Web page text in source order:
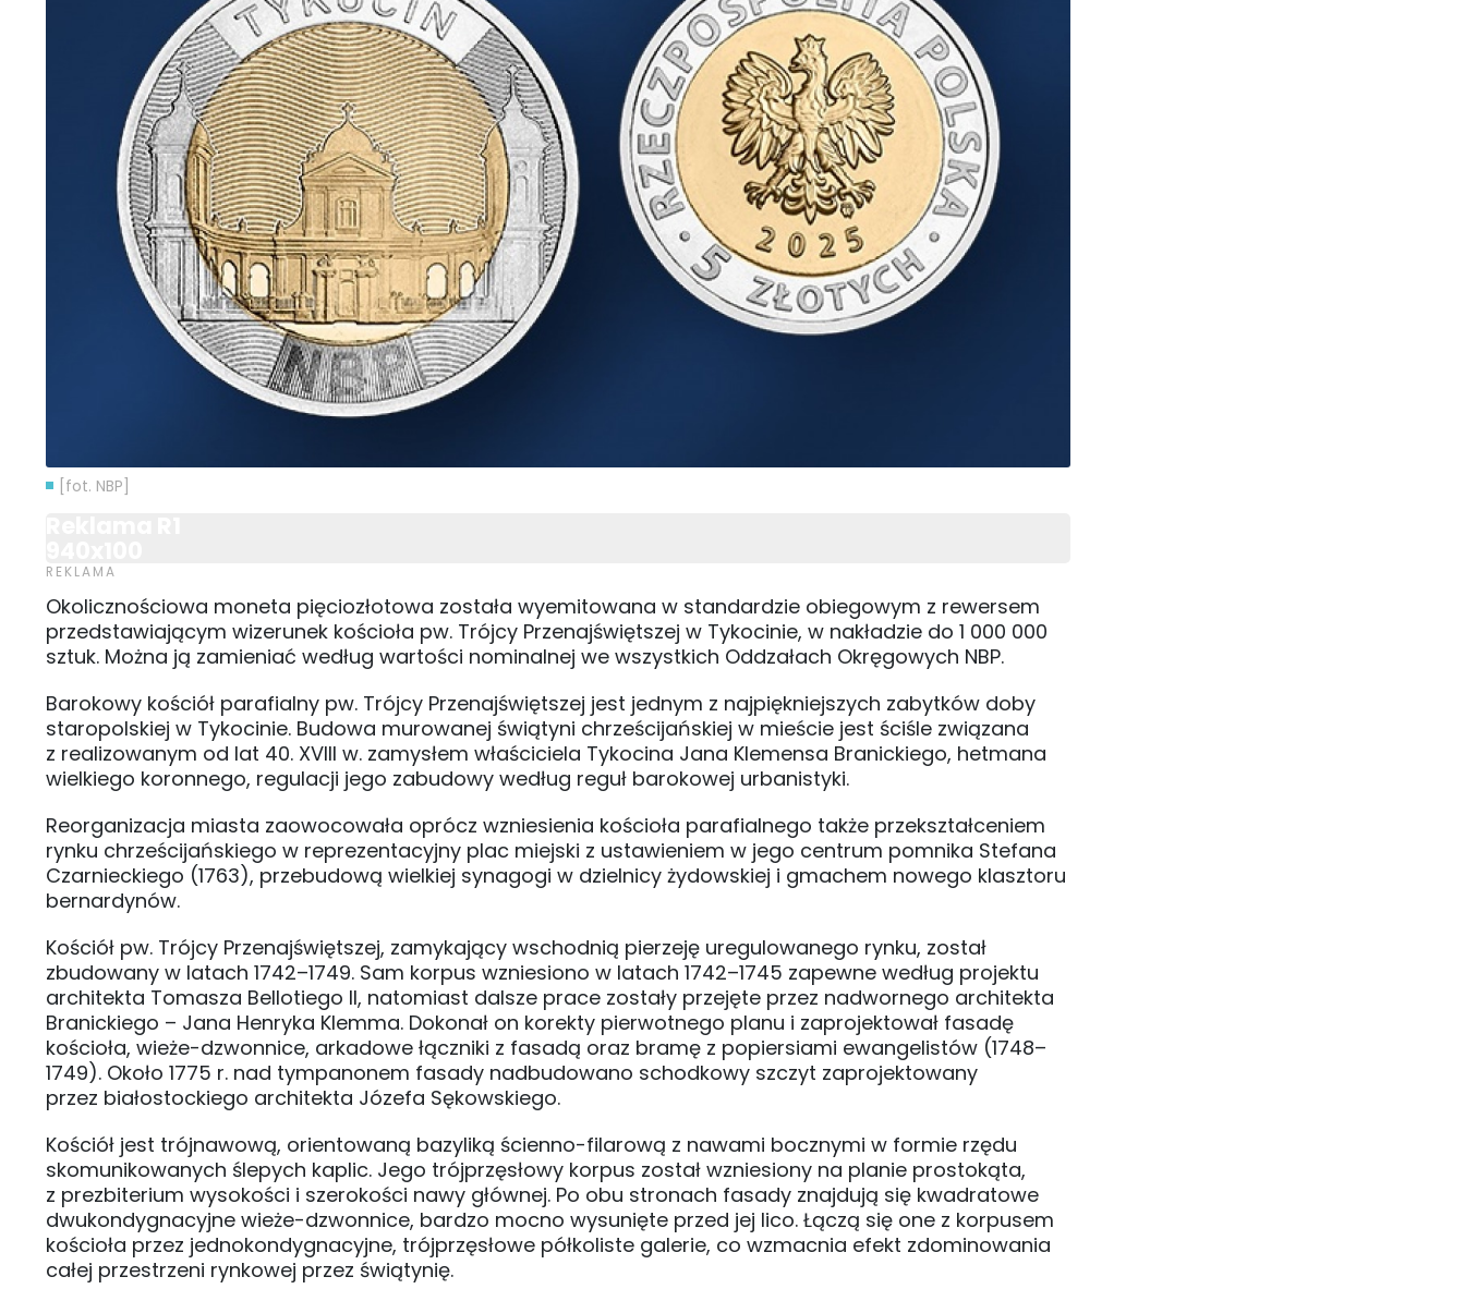
[fot. NBP]
Okolicznościowa moneta pięciozłotowa została wyemitowana w standardzie obiegowym z rewersem
przedstawiającym wizerunek kościoła pw. Trójcy Przenajświętszej w Tykocinie, w nakładzie do 1 000 000
sztuk. Można ją zamieniać według wartości nominalnej we wszystkich Oddzałach Okręgowych NBP.
Barokowy kościół parafialny pw. Trójcy Przenajświętszej jest jednym z najpiękniejszych zabytków doby
staropolskiej w Tykocinie. Budowa murowanej świątyni chrześcijańskiej w mieście jest ściśle związana
z realizowanym od lat 40. XVIII w. zamysłem właściciela Tykocina Jana Klemensa Branickiego, hetmana
wielkiego koronnego, regulacji jego zabudowy według reguł barokowej urbanistyki.
Reorganizacja miasta zaowocowała oprócz wzniesienia kościoła parafialnego także przekształceniem
rynku chrześcijańskiego w reprezentacyjny plac miejski z ustawieniem w jego centrum pomnika Stefana
Czarnieckiego (1763), przebudową wielkiej synagogi w dzielnicy żydowskiej i gmachem nowego klasztoru
bernardynów.
Kościół pw. Trójcy Przenajświętszej, zamykający wschodnią pierzeję uregulowanego rynku, został
zbudowany w latach 1742–1749. Sam korpus wzniesiono w latach 1742–1745 zapewne według projektu
architekta Tomasza Bellotiego II, natomiast dalsze prace zostały przejęte przez nadwornego architekta
Branickiego – Jana Henryka Klemma. Dokonał on korekty pierwotnego planu i zaprojektował fasadę
kościoła, wieże-dzwonnice, arkadowe łączniki z fasadą oraz bramę z popiersiami ewangelistów (1748–
1749). Około 1775 r. nad tympanonem fasady nadbudowano schodkowy szczyt zaprojektowany
przez białostockiego architekta Józefa Sękowskiego.
Kościół jest trójnawową, orientowaną bazyliką ścienno-filarową z nawami bocznymi w formie rzędu
skomunikowanych ślepych kaplic. Jego trójprzęsłowy korpus został wzniesiony na planie prostokąta,
z prezbiterium wysokości i szerokości nawy głównej. Po obu stronach fasady znajdują się kwadratowe
dwukondygnacyjne wieże-dzwonnice, bardzo mocno wysunięte przed jej lico. Łączą się one z korpusem
kościoła przez jednokondygnacyjne, trójprzęsłowe półkoliste galerie, co wzmacnia efekt zdominowania
całej przestrzeni rynkowej przez świątynię.